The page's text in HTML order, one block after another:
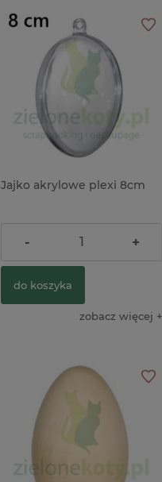
Jajko akrylowe plexi 8cm
2,90 zł
- +
do koszyka
zobacz więcej